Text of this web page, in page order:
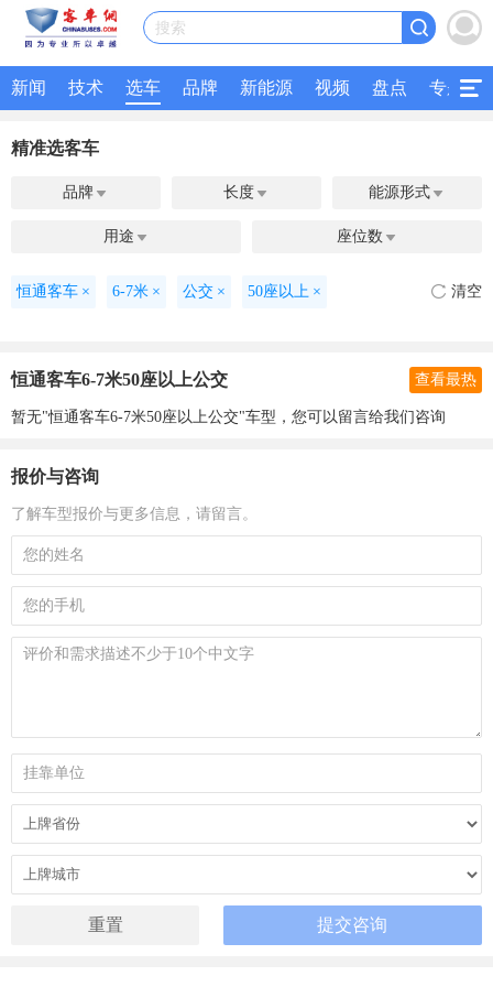
搜索
新闻 技术 选车 品牌 新能源 视频 盘点 专题
精准选客车
品牌  长度  能源形式 
用途  座位数 
恒通客车 × 6-7米 × 公交 × 50座以上 × 清空
恒通客车6-7米50座以上公交 查看最热
暂无"恒通客车6-7米50座以上公交"车型，您可以留言给我们咨询
报价与咨询
了解车型报价与更多信息，请留言。